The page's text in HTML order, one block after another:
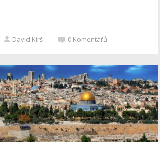
David Kirš 0 Komentářů